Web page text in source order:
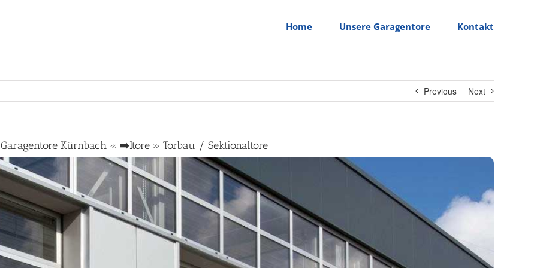
Home Unsere Garagentore Kontakt
Previous Next
Garagentore Kürnbach « ➡️Itore » Torbau / Sektionaltore